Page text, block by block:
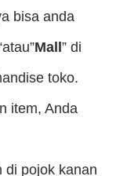
bisa anda
Mall” di
toko.
item, Anda
di pojok kanan